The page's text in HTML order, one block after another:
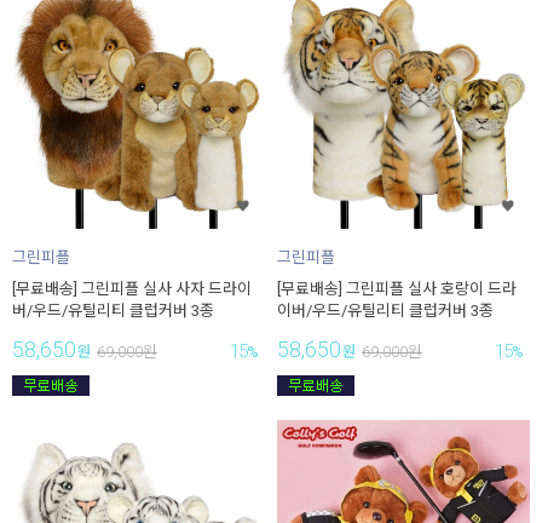
그린피플
[무료배송] 그린피플 실사 사자 드라이
버/우드/유틸리티 클럽커버 3종
58,650원 69,000원 15%
그린피플
[무료배송] 그린피플 실사 호랑이 드라
이버/우드/유틸리티 클럽커버 3종
58,650원 69,000원 15%